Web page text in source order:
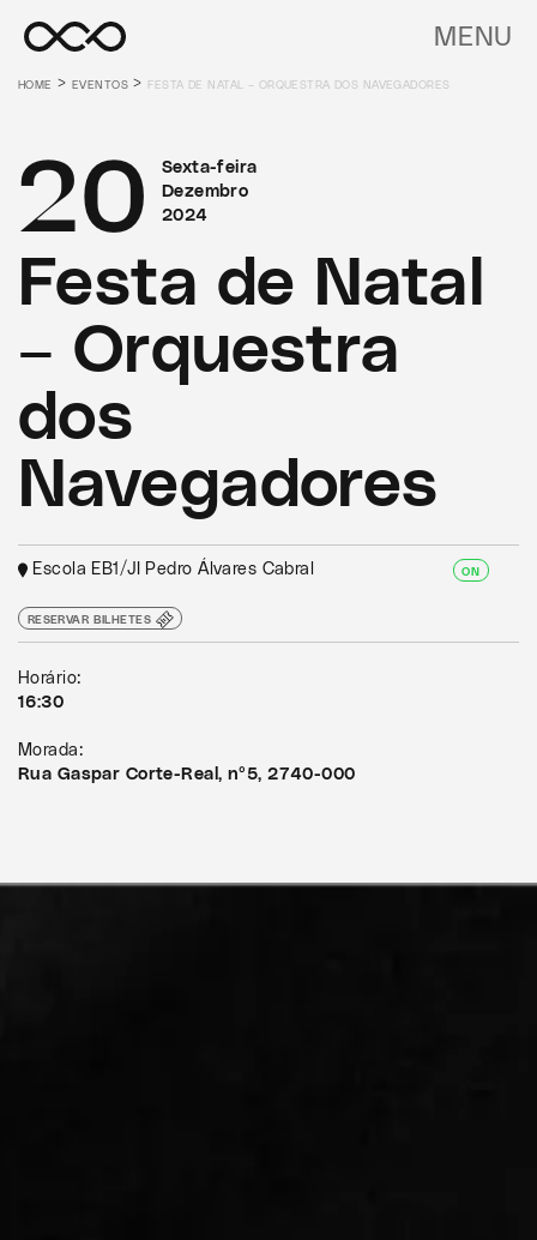
MENU
HOME >EVENTOS > FESTA DE NATAL – ORQUESTRA DOS NAVEGADORES
Sexta-feira
Dezembro
2024
20
Festa de Natal
– Orquestra
dos
Navegadores
Escola EB1/JI Pedro Álvares Cabral ON
RESERVAR BILHETES
Horário:
16:30
Morada:
Rua Gaspar Corte-Real, nº5, 2740-000